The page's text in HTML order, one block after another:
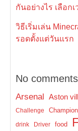
กันอย่างไร เลือ
วิธีเริ่มเล่น
รอดตั้งแต่วันแรก
No
Arsenal Aston
Challenge
Champion
drink
Driver food